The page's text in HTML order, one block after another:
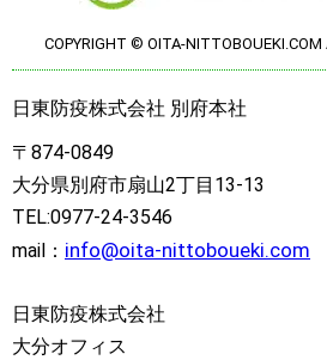
COPYRIGHT © OITA-NITTOBOUEKI.COM
日東防疫株式会社 別府本社
〒874-0849
大分県別府市扇山2丁目13-13
TEL:0977-24-3546
mail： info@oita-nittoboueki.com
日東防疫株式会社
大分オフィス